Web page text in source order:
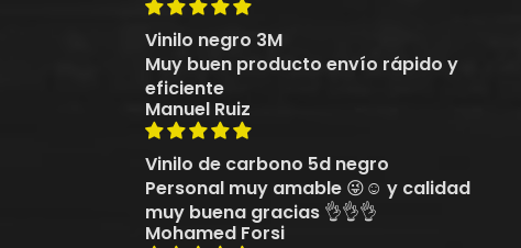
Vinilo negro 3M
Muy buen producto envío rápido y
eficiente
Manuel Ruiz
Vinilo de carbono 5d negro
Personal muy amable 😜☺️ y calidad
muy buena gracias 👌👌👌
Mohamed Forsi